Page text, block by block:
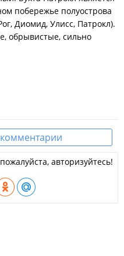
побережье полуострова
Диомид, Улисс, Патрокл).
обрывистые, сильно
пляжами
камнями.
породами
участвовавшего в
Балтийского моря.
пляжа
"Патрокл".
авторизуйтесь!